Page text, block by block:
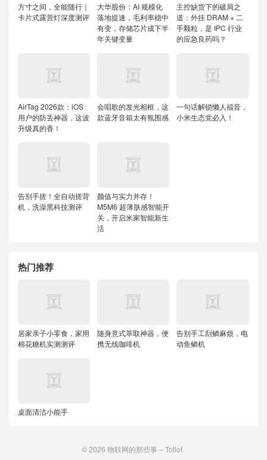
方寸之间，全能随行｜
卡片式露营灯深度测评
大华股份：AI 规模化
落地提速，毛利率稳中
有变，存储芯片成下半
年关键变量
主控缺货下的破局之
道：外挂 DRAM + 二
手颗粒，是 IPC 行业
的应急良药吗？
AirTag 2026款：iOS
用户的防丢神器，这波
升级真的香！
会唱歌的发光相框，这
款蓝牙音箱太有氛围感
一句话解锁懒人福音，
小米生态党必入！
告别手搓！全自动搓背
机，洗澡黑科技测评
颜值与实力并存！
M5M6 超薄肤感智能开
关，开启米家智能新生
活
热门推荐
居家亲子小零食，家用
棉花糖机实测测评
随身意式萃取神器，便
携无线咖啡机
告别手工刮鳞麻烦，电
动鱼鳞机
桌面清洁小能手
© 2026 物联网的那些事 – Totiot